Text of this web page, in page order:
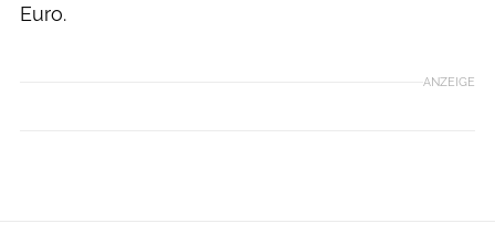
Euro.
ANZEIGE